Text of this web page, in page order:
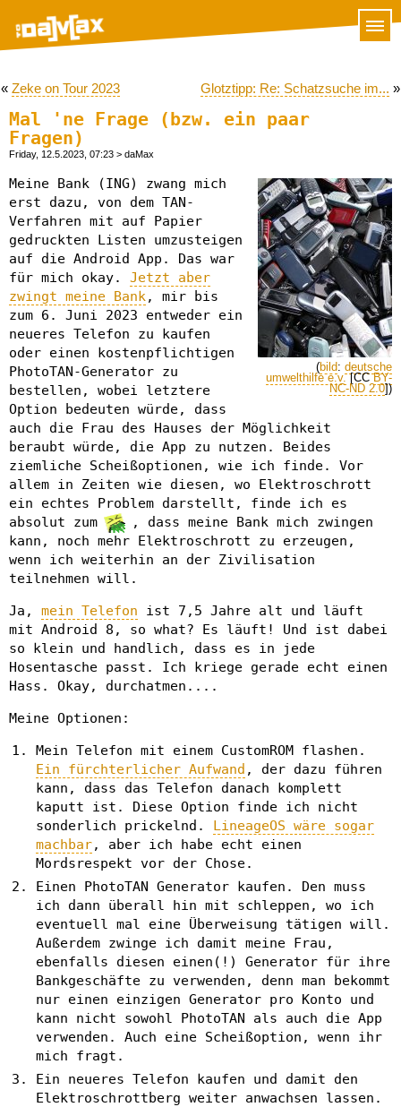
« Zeke on Tour 2023 Glotztipp: Re: Schatzsuche im... »
Mal 'ne Frage (bzw. ein paar
Fragen)
Friday, 12.5.2023, 07:23 > daMax
(bild: deutsche
umwelthilfe e.v.[CCBY-
NC-ND 2.0])
Meine Bank (ING) zwang mich
erst dazu, von dem TAN-
Verfahren mit auf Papier
gedruckten Listen umzusteigen
auf die Android App. Das war
für mich okay. Jetzt aber
zwingt meine Bank, mir bis
zum 6. Juni 2023 entweder ein
neueres Telefon zu kaufen
oder einen kostenpflichtigen
PhotoTAN-Generator zu
bestellen, wobei letztere
Option bedeuten würde, dass
auch die Frau des Hauses der Möglichkeit
beraubt würde, die App zu nutzen. Beides
ziemliche Scheißoptionen, wie ich finde. Vor
allem in Zeiten wie diesen, wo Elektroschrott
ein echtes Problem darstellt, finde ich es
absolut zum
, dass meine Bank mich zwingen
kann, noch mehr Elektroschrott zu erzeugen,
wenn ich weiterhin an der Zivilisation
teilnehmen will.
Ja, mein Telefon ist 7,5 Jahre alt und läuft
mit Android 8, so what? Es läuft! Und ist dabei
so klein und handlich, dass es in jede
Hosentasche passt. Ich kriege gerade echt einen
Hass. Okay, durchatmen....
Meine Optionen:
Mein Telefon mit einem CustomROM flashen.
Ein fürchterlicher Aufwand , der dazu führen
kann, dass das Telefon danach komplett
kaputt ist. Diese Option finde ich nicht
sonderlich prickelnd. LineageOS wäre sogar
machbar, aber ich habe echt einen
Mordsrespekt vor der Chose.
Einen PhotoTAN Generator kaufen. Den muss
ich dann überall hin mit schleppen, wo ich
eventuell mal eine Überweisung tätigen will.
Außerdem zwinge ich damit meine Frau,
ebenfalls diesen einen(!) Generator für ihre
Bankgeschäfte zu verwenden, denn man bekommt
nur einen einzigen Generator pro Konto und
kann nicht sowohl PhotoTAN als auch die App
verwenden. Auch eine Scheißoption, wenn ihr
mich fragt.
Ein neueres Telefon kaufen und damit den
Elektroschrottberg weiter anwachsen lassen.